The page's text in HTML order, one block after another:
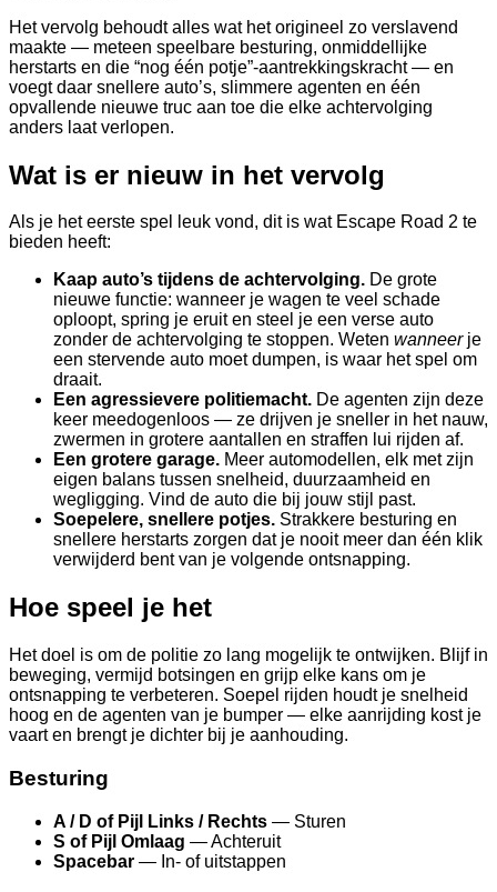
Het vervolg behoudt alles wat het origineel zo verslavend
maakte — meteen speelbare besturing, onmiddellijke
herstarts en die “nog één potje”-aantrekkingskracht — en
voegt daar snellere auto’s, slimmere agenten en één
opvallende nieuwe truc aan toe die elke achtervolging
anders laat verlopen.
Wat is er nieuw in het vervolg
Als je het eerste spel leuk vond, dit is wat Escape Road 2 te
bieden heeft:
Kaap auto’s tijdens de achtervolging. De grote
nieuwe functie: wanneer je wagen te veel schade
oploopt, spring je eruit en steel je een verse auto
zonder de achtervolging te stoppen. Weten wanneerje
een stervende auto moet dumpen, is waar het spel om
draait.
Een agressievere politiemacht. De agenten zijn deze
keer meedogenloos — ze drijven je sneller in het nauw,
zwermen in grotere aantallen en straffen lui rijden af.
Een grotere garage. Meer automodellen, elk met zijn
eigen balans tussen snelheid, duurzaamheid en
wegligging. Vind de auto die bij jouw stijl past.
Soepelere, snellere potjes. Strakkere besturing en
snellere herstarts zorgen dat je nooit meer dan één klik
verwijderd bent van je volgende ontsnapping.
Hoe speel je het
Het doel is om de politie zo lang mogelijk te ontwijken. Blijf in
beweging, vermijd botsingen en grijp elke kans om je
ontsnapping te verbeteren. Soepel rijden houdt je snelheid
hoog en de agenten van je bumper — elke aanrijding kost je
vaart en brengt je dichter bij je aanhouding.
Besturing
A / D of Pijl Links / Rechts — Sturen
S of Pijl Omlaag — Achteruit
Spacebar — In- of uitstappen